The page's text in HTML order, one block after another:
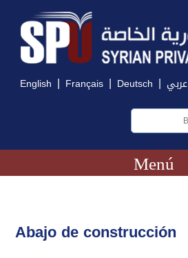
English | Français | Deutsch | عربي
Menú
Abajo de construcción